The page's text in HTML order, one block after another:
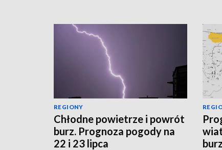
REGIONY
Chłodne powietrze i powrót
burz. Prognoza pogody na
22 i 23 lipca